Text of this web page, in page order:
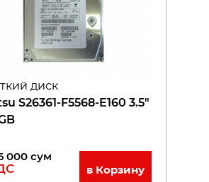
диск
S26361-F5568-E160 3.5"
000 сум
в Корзину